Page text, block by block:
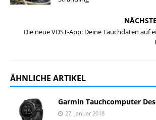
Die neue VDST-App: Deine Tauchdaten auf
ÄHNLICHE ARTIKEL
Garmin Tauchcomputer
27. Januar 2018